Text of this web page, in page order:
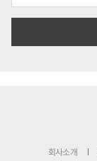
회사소개